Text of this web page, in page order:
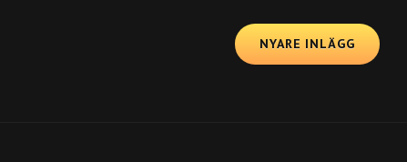
NYARE INLÄGG